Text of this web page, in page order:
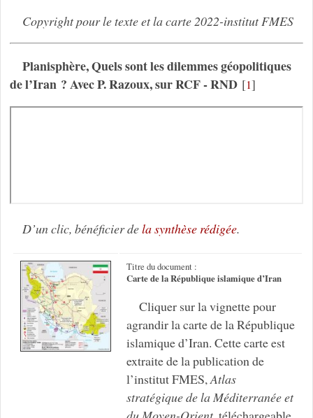
Copyright pour le texte et la carte 2022-institut FMES
Planisphère, Quels sont les dilemmes géopolitiques
de l’Iran ? Avec P. Razoux, sur RCF - RND[1]
D’un clic, bénéficier dela synthèse rédigée.
Titre du document :
Carte de la République islamique d’Iran
Cliquer sur la vignette pour
agrandir la carte de la République
islamique d’Iran. Cette carte est
extraite de la publication de
l’institut FMES, Atlas
stratégique de la Méditerranée et